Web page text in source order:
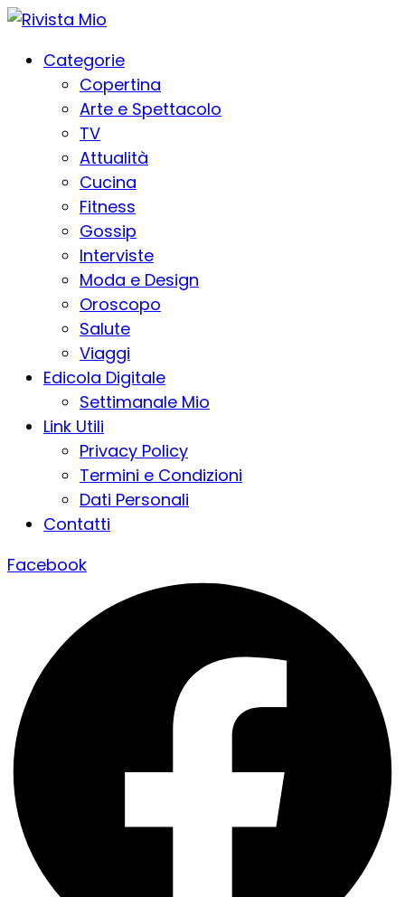
Categorie
Copertina
Arte e Spettacolo
TV
Attualità
Cucina
Fitness
Gossip
Interviste
Moda e Design
Oroscopo
Salute
Viaggi
Edicola Digitale
Settimanale Mio
Link Utili
Privacy Policy
Termini e Condizioni
Dati Personali
Contatti
Facebook